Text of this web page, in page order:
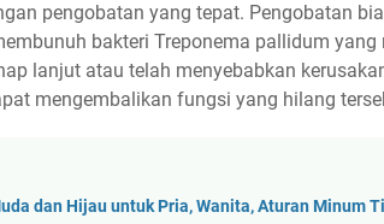
pengobatan yang tepat. Pengobatan
bakteri Treponema pallidum
lanjut atau telah menyebabkan
mengembalikan fungsi yang hilang
dan Hijau untuk Pria, Wanita, Aturan Minum